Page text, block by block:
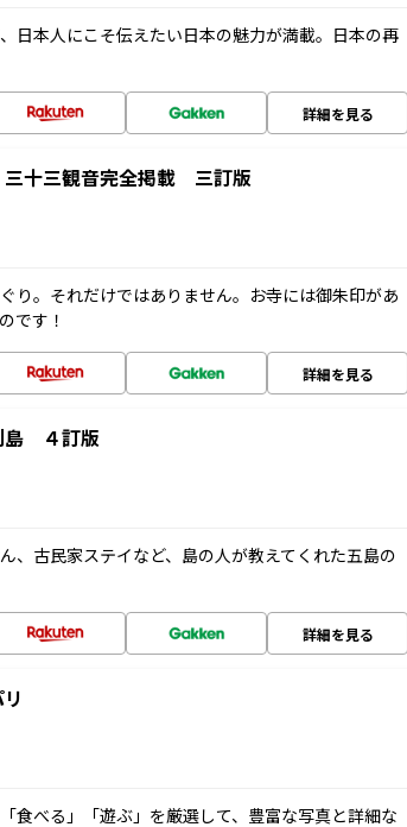
日本人にこそ伝えたい日本の魅力が満載。日本の再
詳細を見る
十三観音完全掲載 三訂版
り。それだけではありません。お寺には御朱印があ
です！
詳細を見る
４訂版
、古民家ステイなど、島の人が教えてくれた五島の
詳細を見る
食べる」「遊ぶ」を厳選して、豊富な写真と詳細な